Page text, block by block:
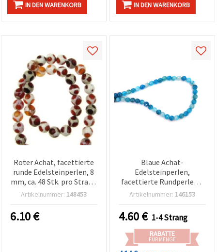
IN DEN WARENKORB IN DEN WARENKORB
Roter Achat, facettierte
runde Edelsteinperlen, 8
mm, ca. 48 Stk. pro Strang
– für DIY-Schmuck,
Artikelnummer: 148453
6.10€
Blaue Achat-
Edelsteinperlen,
facettierte Rundperlen 8
mm, Blau-Mix, 1 Strang
gebohrt, für
Schmuckherstellung und
DIY-Basteln
Artikelnummer: 146153
4.60€ 1-4 Strang
RABATTE
FÜR MENGE